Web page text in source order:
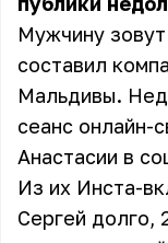
Мужчину
составил
Мальдивы.
сеанс онлайн-
Анастасии в
Из их Инста-
Сергей долго,